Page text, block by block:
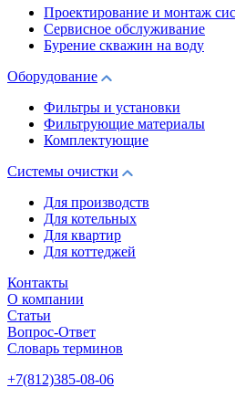
Проектирование и монтаж
Сервисное обслуживание
Бурение скважин на воду
Оборудование
Фильтры и установки
Фильтрующие материалы
Комплектующие
Системы очистки
Для производств
Для котельных
Для квартир
Для коттеджей
Контакты
О компании
Статьи
Вопрос-Ответ
Словарь терминов
+7(812)385-08-06